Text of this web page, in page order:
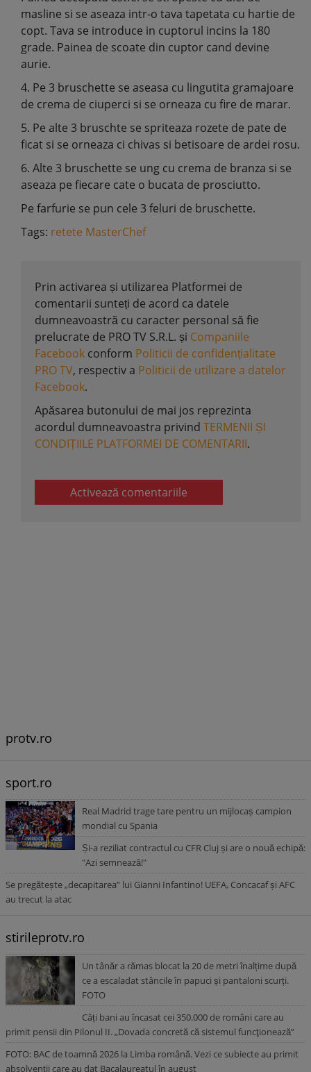
masline si se aseaza intr-o tava tapetata cu hartie de
copt. Tava se introduce in cuptorul incins la 180
grade. Painea de scoate din cuptor cand devine
aurie.
4. Pe 3 bruschette se aseasa cu lingutita gramajoare
de crema de ciuperci si se orneaza cu fire de marar.
5. Pe alte 3 bruschte se spriteaza rozete de pate de
ficat si se orneaza ci chivas si betisoare de ardei rosu.
6. Alte 3 bruschette se ung cu crema de branza si se
aseaza pe fiecare cate o bucata de prosciutto.
Pe farfurie se pun cele 3 feluri de bruschette.
Tags: retete MasterChef
Prin activarea și utilizarea Platformei de
comentarii sunteți de acord ca datele
dumneavoastră cu caracter personal să fie
prelucrate de PRO TV S.R.L. și Companiile
Facebook conform Politicii de confidențialitate
PRO TV, respectiv a Politicii de utilizare a datelor
Facebook.
Apăsarea butonului de mai jos reprezinta
acordul dumneavoastra privind TERMENII ȘI
CONDIȚIILE PLATFORMEI DE COMENTARII.
Activează comentariile
protv.ro
sport.ro
Real Madrid trage tare pentru un mijlocaș campion
mondial cu Spania
Și-a reziliat contractul cu CFR Cluj și are o nouă echipă:
"Azi semnează!"
Se pregătește „decapitarea” lui Gianni Infantino! UEFA, Concacaf și AFC
au trecut la atac
stirileprotv.ro
Un tânăr a rămas blocat la 20 de metri înalțime după
ce a escaladat stâncile în papuci și pantaloni scurți.
FOTO
Câți bani au încasat cei 350.000 de români care au
primit pensii din Pilonul II. „Dovada concretă că sistemul funcţionează”
FOTO: BAC de toamnă 2026 la Limba română. Vezi ce subiecte au primit
absolvenții care au dat Bacalaureatul în august